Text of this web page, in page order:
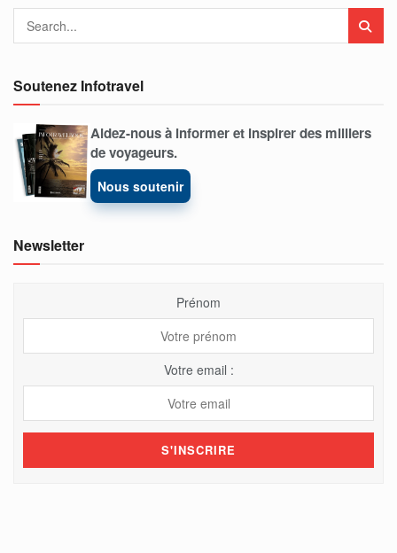
Soutenez Infotravel
Aidez-nous à informer et inspirer des milliers
de voyageurs.
Nous soutenir
Newsletter
Prénom
Votre email :